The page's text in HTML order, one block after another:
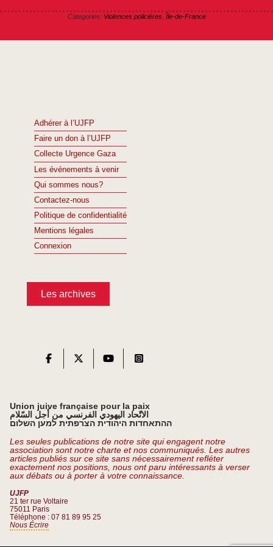
Categories: Violences policières, Île-de-France
Adhérer à l’UJFP
Faire un don à l’UJFP
Collecte Urgence Gaza
Les événements à venir
Qui sommes nous?
Contactez-nous
Politique de confidentialité
Mentions légales
Connexion
Les archives
Union juive française pour la paix
الاتّحاد اليهودي الفرنسي من أجل السّلام
ההתאחדות היהודית הצרפתית למען השלום
Les seules publications de notre site qui engagent notre
association sont notre charte et nos communiqués. Les autres
articles publiés sur ce site sans nécessairement refléter
exactement nos positions, nous ont paru intéressants à verser
aux débats ou à porter à votre connaissance.
UJFP
21 ter rue Voltaire
75011 Paris
Téléphone : 07 81 89 95 25
Nous Écrire